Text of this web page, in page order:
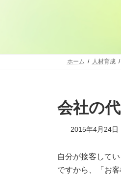
ホーム 人材育成
会社
2015年4月24日
自分が接客して
ですから、「お